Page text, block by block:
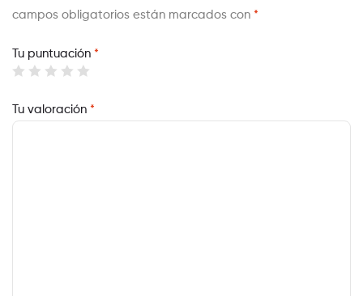
campos obligatorios están marcados con *
Tu puntuación *
Tu valoración *